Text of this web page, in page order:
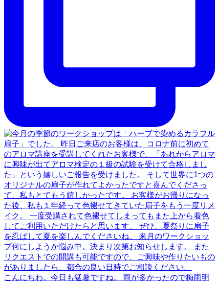
こんにちわ。今日も猛暑ですね。 雨が多かったので梅雨明